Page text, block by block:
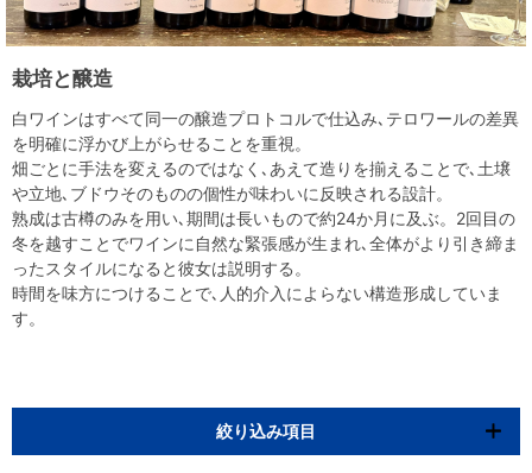
栽培と醸造
白ワインはすべて同一の醸造プロトコルで仕込み､テロワールの差異
を明確に浮かび上がらせることを重視。
畑ごとに手法を変えるのではなく､あえて造りを揃えることで､土壌
や立地､ブドウそのものの個性が味わいに反映される設計。
熟成は古樽のみを用い､期間は長いもので約24か月に及ぶ。2回目の
冬を越すことでワインに自然な緊張感が生まれ､全体がより引き締ま
ったスタイルになると彼女は説明する。
時間を味方につけることで､人的介入によらない構造形成していま
す。
絞り込み項目